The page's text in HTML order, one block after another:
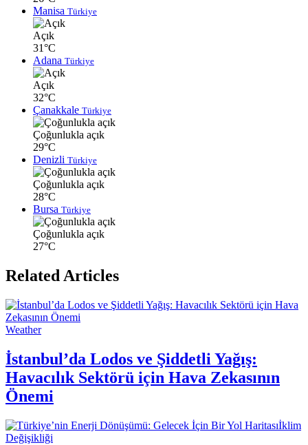
Manisa Türkiye
Açık
31°C
Adana Türkiye
Açık
32°C
Çanakkale Türkiye
Çoğunlukla açık
29°C
Denizli Türkiye
Çoğunlukla açık
28°C
Bursa Türkiye
Çoğunlukla açık
27°C
Related Articles
Weather
İstanbul’da Lodos ve Şiddetli Yağış:
Havacılık Sektörü için Hava Zekasının
Önemi
İklim
Değişikliği